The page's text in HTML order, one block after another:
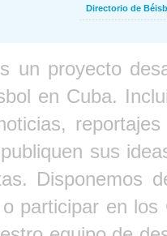
Directorio de
un proyecto
en Cuba.
sus
Disponemos
participar en